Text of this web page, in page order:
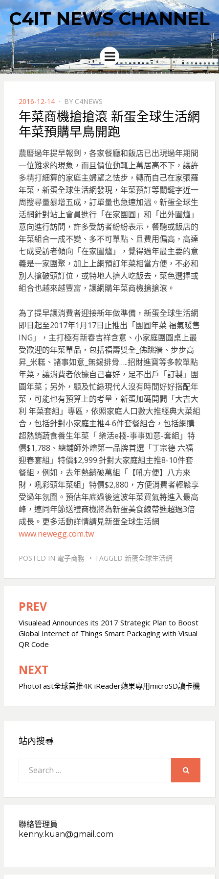
C4IT NEWS CHANNEL
4C新聞集散中心
Menu
POSTED
ON
2016-12-14 BY C4NEWS
年菜商機搶搶滾 新蛋全球生活網
年菜預購早鳥開跑
農曆過年提早報到，各家餐廳和飯店已出現過年期間
一位難求的現象，而且價位動輒上萬居高不下，讓許
多精打細算的家庭主婦望之怯步，轉而自己在家張羅
年菜，新蛋全球生活網發現，年菜預訂等關鍵字近一
周搜尋量暴增五成，訂單量也急速加溫。 新蛋全球生
活網針對站上會員進行「在家團圓」和「出外圍爐」
意向進行訪問，許多受訪者紛紛表示，餐聽或飯店的
年菜組合一成不變、多不可單點、且費用偏高，高達
七成受訪者傾向「在家圍爐」，覺得過年最主要的意
義是一家團聚，加上上網預訂年菜相當方便，不必和
別人搶破頭訂位，或特地人擠人吃飯去，菜色選擇或
組合也越來越豐富，讓網購年菜商機搶搶滾。
為了提早讓消費者迎接新年做準備，新蛋全球生活網
即日起至2017年1月17日止推出「團圓年菜 福氣暖售
ING」，主打極有新春吉祥含意、小家庭團圓桌上最
受歡迎的年菜單品，包括福壽雙全_佛跳牆、步步高
昇_米糕、諸事如意_無錫排骨…..招財進寶等多款單點
年菜，讓消費者依據自己喜好，足不出戶「訂製」團
圓年菜；另外，顧及忙綠現代人沒有時間好好搭配年
菜，可能也有預算上的考量，新蛋加碼開闢「大吉大
利 年菜套組」專區，依照家庭人口數大推經典大菜組
合，包括針對小家庭主推4-6件套餐組合，包括網購
超熱銷蔬食養生年菜「 樂活e棧-事事如意-套組」特
價$1,788、總鋪師外燴第一品牌首選「丁宗德 六福
迎春宴組」特價$2,999:針對大家庭組主推8-10件套
餐組，例如，去年熱銷破萬組「【吼方便】八方來
財，吼彩頭年菜組」特價$2,880，方便消費者輕鬆享
受過年氛圍。預估年底過後這波年菜買氣將進入最高
峰，連同年節送禮商機將為新蛋美食線帶進超過3倍
成長。更多活動詳情請見新蛋全球生活網
www.newegg.com.tw
POSTED IN 電子商務 TAGGED 新蛋全球生活網
文
章
導
PREV
Visualead Announces its 2017 Strategic Plan to Boost
Global Internet of Things Smart Packaging with Visual
QR Code
NEXT
PhotoFast全球⾸推4K iReader蘋果專⽤microSD讀卡機
站內搜尋
for:
聯絡管理員
kenny.kuan@gmail.com